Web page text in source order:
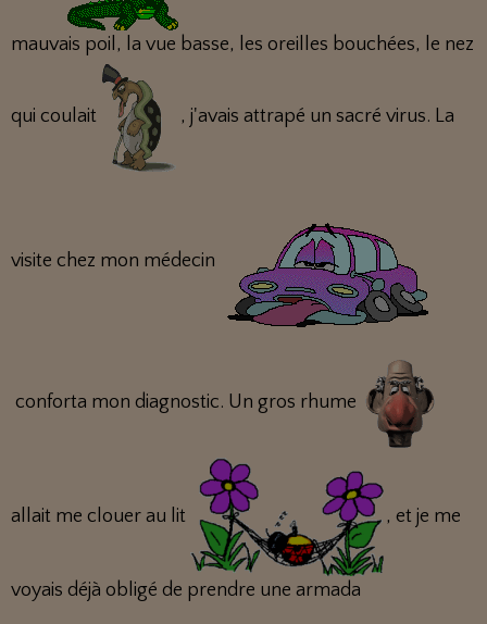
mauvais poil, la vue basse, les oreilles bouchées, le nez
qui coulait , j'avais attrapé un sacré virus. La
visite chez mon médecin
conforta mon diagnostic. Un gros rhume
allait me clouer au lit , et je me
voyais déjà obligé de prendre une armada